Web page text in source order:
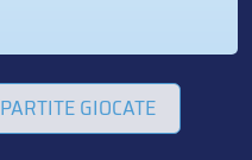
PARTITE GIOCATE